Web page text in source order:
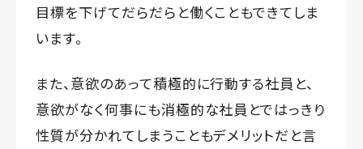
目標を下げてだらだらと働くこともできてしま
います。
また、意欲のあって積極的に行動する社員と、
意欲がなく何事にも消極的な社員とではっきり
性質が分かれてしまうこともデメリットだと言